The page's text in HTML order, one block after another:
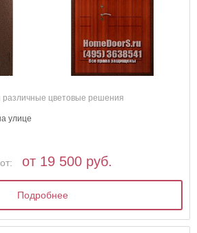
различные цветовые решения
улице
от 19 500 руб.
Подробнее